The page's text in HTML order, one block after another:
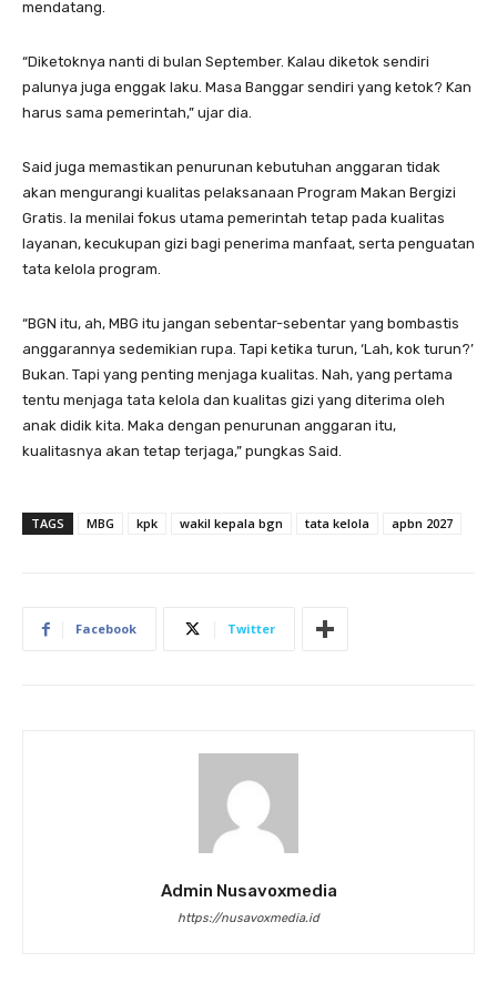
mendatang.
“Diketoknya nanti di bulan September. Kalau diketok sendiri
palunya juga enggak laku. Masa Banggar sendiri yang ketok? Kan
harus sama pemerintah,” ujar dia.
Said juga memastikan penurunan kebutuhan anggaran tidak
akan mengurangi kualitas pelaksanaan Program Makan Bergizi
Gratis. Ia menilai fokus utama pemerintah tetap pada kualitas
layanan, kecukupan gizi bagi penerima manfaat, serta penguatan
tata kelola program.
“BGN itu, ah, MBG itu jangan sebentar-sebentar yang bombastis
anggarannya sedemikian rupa. Tapi ketika turun, ‘Lah, kok turun?’
Bukan. Tapi yang penting menjaga kualitas. Nah, yang pertama
tentu menjaga tata kelola dan kualitas gizi yang diterima oleh
anak didik kita. Maka dengan penurunan anggaran itu,
kualitasnya akan tetap terjaga,” pungkas Said.
TAGS MBG kpk wakil kepala bgn tata kelola apbn 2027
Facebook Twitter
Admin Nusavoxmedia
https://nusavoxmedia.id